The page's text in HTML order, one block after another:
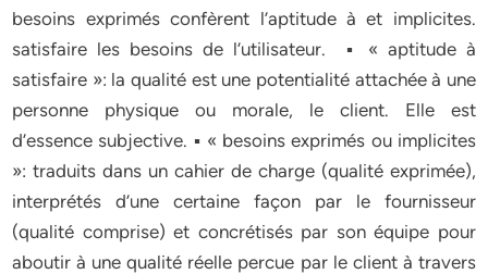
besoins exprimés confèrent l’aptitude à et implicites.
satisfaire les besoins de l’utilisateur. ▪ « aptitude à
satisfaire »: la qualité est une potentialité attachée à une
personne physique ou morale, le client. Elle est
d’essence subjective. ▪ « besoins exprimés ou implicites
»: traduits dans un cahier de charge (qualité exprimée),
interprétés d’une certaine façon par le fournisseur
(qualité comprise) et concrétisés par son équipe pour
aboutir à une qualité réelle percue par le client à travers